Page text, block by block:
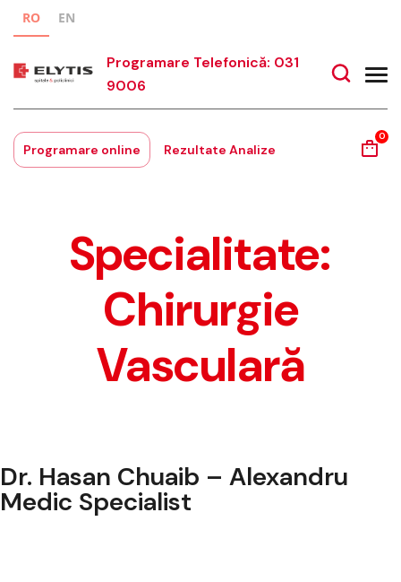
RO EN
Programare Telefonică: 031
9006
Programare online Rezultate Analize
0
Specialitate:
Chirurgie
Vasculară
Dr. Hasan Chuaib – Alexandru
Medic Specialist